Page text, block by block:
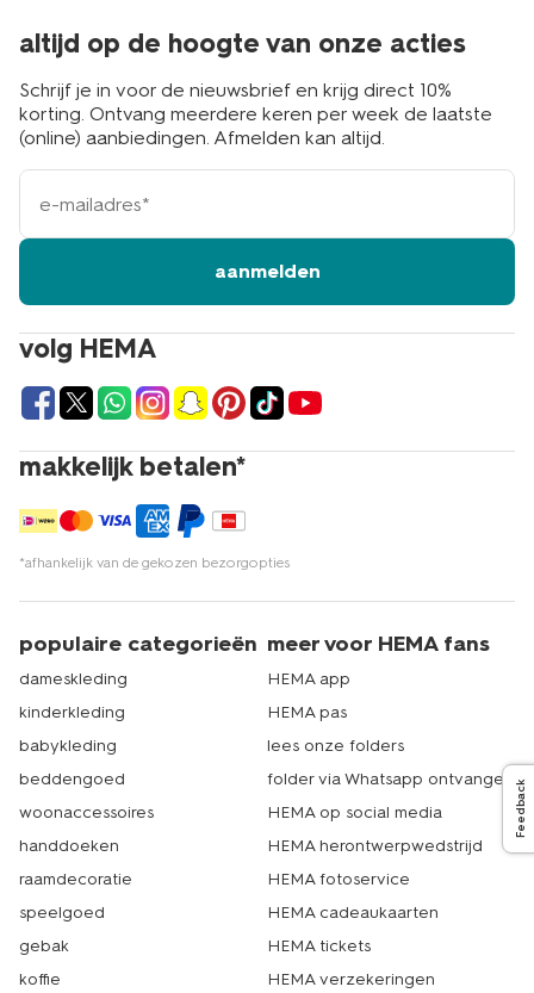
Feedback
volg HEMA
makkelijk betalen*
*afhankelijk van de gekozen bezorgopties
altijd op de hoogte van onze acties
Schrijf je in voor de nieuwsbrief en krijg direct 10%
korting. Ontvang meerdere keren per week de laatste
(online) aanbiedingen. Afmelden kan altijd.
e-
mailadres
aanmelden
populaire categorieën
dameskleding
kinderkleding
babykleding
beddengoed
woonaccessoires
handdoeken
raamdecoratie
speelgoed
gebak
koffie
meer voor HEMA fans
HEMA app
HEMA pas
lees onze folders
folder via Whatsapp ontvangen
HEMA op social media
HEMA herontwerpwedstrijd
HEMA fotoservice
HEMA cadeaukaarten
HEMA tickets
HEMA verzekeringen